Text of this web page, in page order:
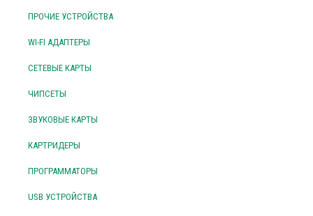
ПРОЧИЕ УСТРОЙСТВА
WI-FI АДАПТЕРЫ
СЕТЕВЫЕ КАРТЫ
ЧИПСЕТЫ
ЗВУКОВЫЕ КАРТЫ
КАРТРИДЕРЫ
ПРОГРАММАТОРЫ
USB УСТРОЙСТВА